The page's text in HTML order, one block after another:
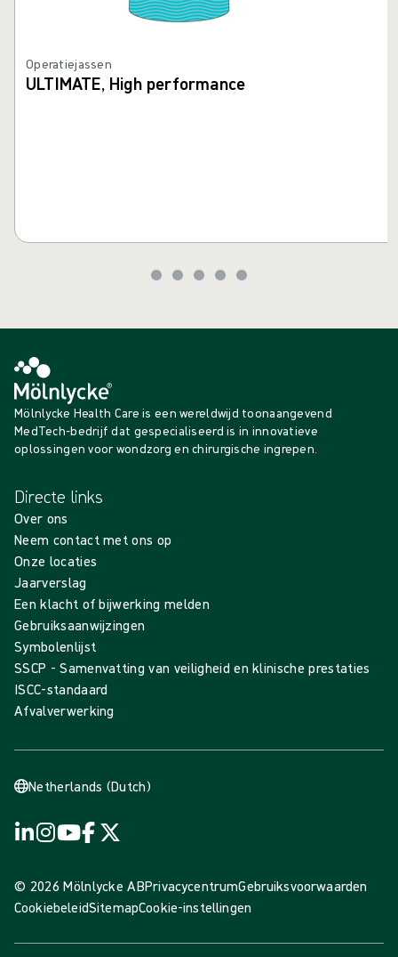
Operatiejassen
ULTIMATE, High performance
Mölnlycke Health Care is een wereldwijd toonaangevend
MedTech-bedrijf dat gespecialiseerd is in innovatieve
oplossingen voor wondzorg en chirurgische ingrepen.
Directe links
Over ons
Neem contact met ons op
Onze locaties
Jaarverslag
Een klacht of bijwerking melden
Gebruiksaanwijzingen
Symbolenlijst
SSCP - Samenvatting van veiligheid en klinische prestaties
ISCC-standaard
Afvalverwerking
Netherlands (Dutch)
© 2026 Mölnlycke ABPrivacycentrumGebruiksvoorwaarden
CookiebeleidSitemapCookie-instellingen